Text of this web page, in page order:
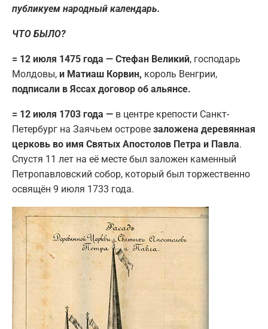
публикуем народный календарь.
ЧТО БЫЛО?
= 12 июля 1475 года — Стефан Великий, господарь
Молдовы, и Матиаш Корвин, король Венгрии,
подписали в Яссах договор об альянсе.
= 12 июля 1703 года — в центре крепости Санкт-
Петербург на Заячьем острове заложена деревянная
церковь во имя Святых Апостолов Петра и Павла.
Спустя 11 лет на её месте был заложен каменный
Петропавловский собор, который был торжественно
освящён 9 июля 1733 года.